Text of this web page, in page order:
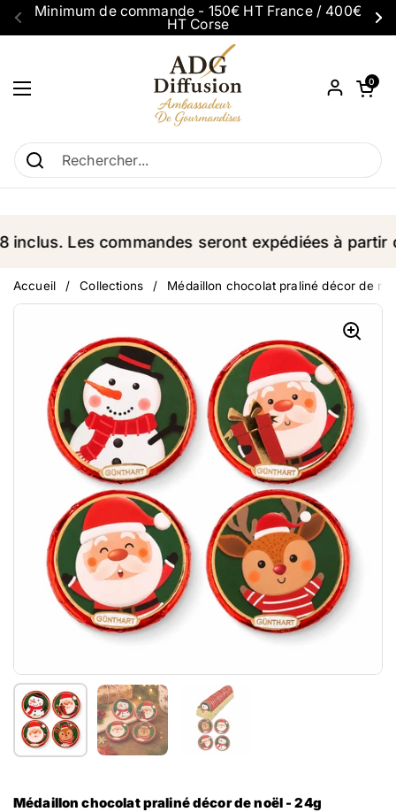
Passer au contenu
Précédent
Minimum de commande - 150€ HT France / 400€
HT Corse
Ouvrir le menu
Ouvrir le
0
Les commandes seront expédiées à partir
Accueil / Collections / Médaillon chocolat praliné décor de
Afficher la diapositive 1Afficher la diapositive 2Afficher la diapositive 3
Médaillon chocolat praliné décor de noël - 24g